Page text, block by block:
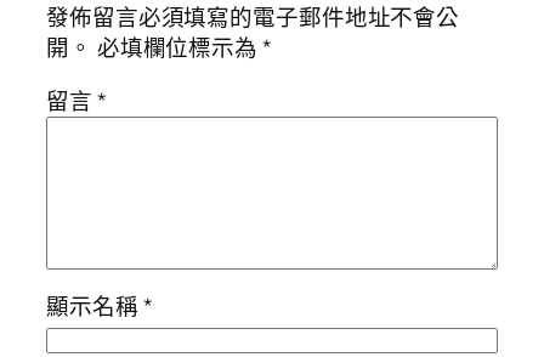
發佈留言必須填寫的電子郵件地址不會公
開。 必填欄位標示為*
留言*
顯示名稱*